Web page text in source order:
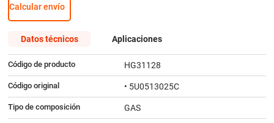
Calcular envío
Datos técnicos Aplicaciones
Código de producto HG31128
Código original • 5U0513025C
Tipo de composición GAS